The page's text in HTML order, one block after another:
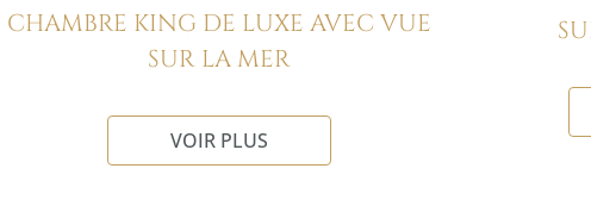
CHAMBRE KING DE LUXE AVEC VUE
SUR LA MER
VOIR PLUS